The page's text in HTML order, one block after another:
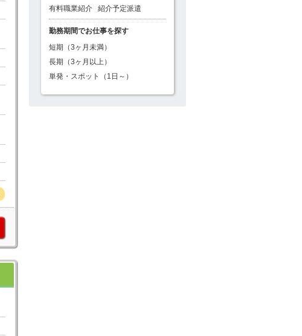
有料職業紹介
紹介予定派遣
勤務期間でお仕事を探す
短期（3ヶ月未満）
長期（3ヶ月以上）
単発・スポット（1日～）